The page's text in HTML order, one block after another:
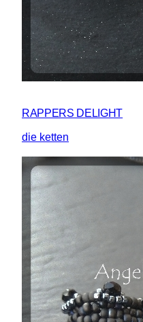
RAPPERS DELIGHT
die ketten